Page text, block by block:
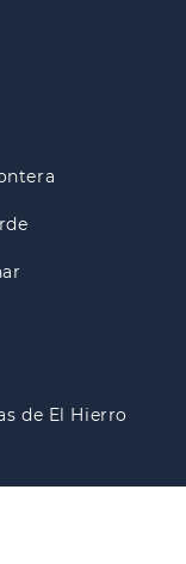
de El Hierro